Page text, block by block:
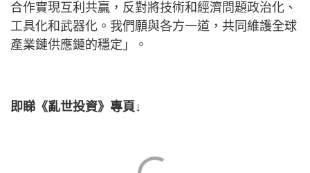
合作實現互利共贏，反對將技術和經濟問題政治化、
工具化和武器化。我們願與各方一道，共同維護全球
產業鏈供應鏈的穩定」。
即睇《亂世投資》專頁↓